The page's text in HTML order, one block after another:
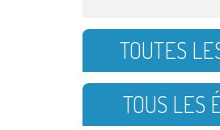
TOUTES
TOUS LES